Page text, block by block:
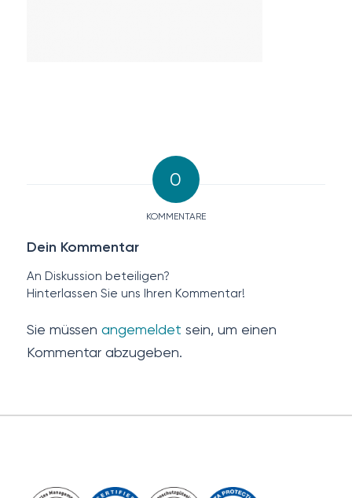
0
KOMMENTARE
Dein Kommentar
An Diskussion beteiligen?
Hinterlassen Sie uns Ihren Kommentar!
Sie müssen angemeldet sein, um einen
Kommentar abzugeben.